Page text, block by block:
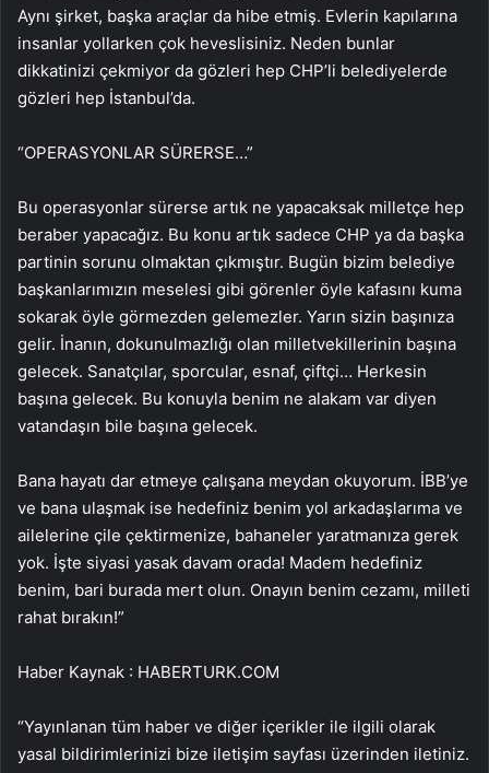
Aynı şirket, başka araçlar da hibe etmiş. Evlerin kapılarına
insanlar yollarken çok heveslisiniz. Neden bunlar
dikkatinizi çekmiyor da gözleri hep CHP’li belediyelerde
gözleri hep İstanbul’da.
“OPERASYONLAR SÜRERSE…”
Bu operasyonlar sürerse artık ne yapacaksak milletçe hep
beraber yapacağız. Bu konu artık sadece CHP ya da başka
partinin sorunu olmaktan çıkmıştır. Bugün bizim belediye
başkanlarımızın meselesi gibi görenler öyle kafasını kuma
sokarak öyle görmezden gelemezler. Yarın sizin başınıza
gelir. İnanın, dokunulmazlığı olan milletvekillerinin başına
gelecek. Sanatçılar, sporcular, esnaf, çiftçi… Herkesin
başına gelecek. Bu konuyla benim ne alakam var diyen
vatandaşın bile başına gelecek.
Bana hayatı dar etmeye çalışana meydan okuyorum. İBB’ye
ve bana ulaşmak ise hedefiniz benim yol arkadaşlarıma ve
ailelerine çile çektirmenize, bahaneler yaratmanıza gerek
yok. İşte siyasi yasak davam orada! Madem hedefiniz
benim, bari burada mert olun. Onayın benim cezamı, milleti
rahat bırakın!”
Haber Kaynak : HABERTURK.COM
“Yayınlanan tüm haber ve diğer içerikler ile ilgili olarak
yasal bildirimlerinizi bize iletişim sayfası üzerinden iletiniz.